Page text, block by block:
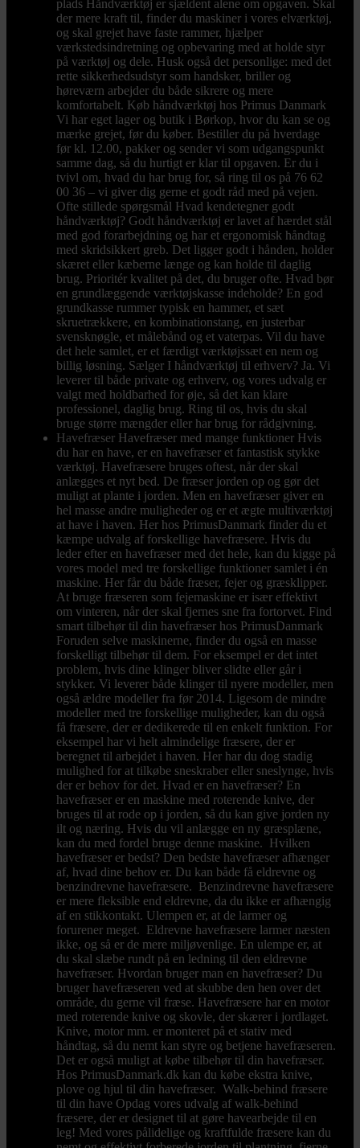
plads Håndværktøj er sjældent alene om opgaven. Skal
der mere kraft til, finder du maskiner i vores elværktøj,
og skal grejet have faste rammer, hjælper
værkstedsindretning og opbevaring med at holde styr
på værktøj og dele. Husk også det personlige: med det
rette sikkerhedsudstyr som handsker, briller og
høreværn arbejder du både sikrere og mere
komfortabelt. Køb håndværktøj hos Primus Danmark
Vi har eget lager og butik i Børkop, hvor du kan se og
mærke grejet, før du køber. Bestiller du på hverdage
før kl. 12.00, pakker og sender vi som udgangspunkt
samme dag, så du hurtigt er klar til opgaven. Er du i
tvivl om, hvad du har brug for, så ring til os på 76 62
00 36 – vi giver dig gerne et godt råd med på vejen.
Ofte stillede spørgsmål Hvad kendetegner godt
håndværktøj? Godt håndværktøj er lavet af hærdet stål
med god forarbejdning og har et ergonomisk håndtag
med skridsikkert greb. Det ligger godt i hånden, holder
skæret eller kæberne længe og kan holde til daglig
brug. Prioritér kvalitet på det, du bruger ofte. Hvad bør
en grundlæggende værktøjskasse indeholde? En god
grundkasse rummer typisk en hammer, et sæt
skruetrækkere, en kombinationstang, en justerbar
svensknøgle, et målebånd og et vaterpas. Vil du have
det hele samlet, er et færdigt værktøjssæt en nem og
billig løsning. Sælger I håndværktøj til erhverv? Ja. Vi
leverer til både private og erhverv, og vores udvalg er
valgt med holdbarhed for øje, så det kan klare
professionel, daglig brug. Ring til os, hvis du skal
bruge større mængder eller har brug for rådgivning.
Havefræser Havefræser med mange funktioner Hvis
du har en have, er en havefræser et fantastisk stykke
værktøj. Havefræsere bruges oftest, når der skal
anlægges et nyt bed. De fræser jorden op og gør det
muligt at plante i jorden. Men en havefræser giver en
hel masse andre muligheder og er et ægte multiværktøj
at have i haven. Her hos PrimusDanmark finder du et
kæmpe udvalg af forskellige havefræsere. Hvis du
leder efter en havefræser med det hele, kan du kigge på
vores model med tre forskellige funktioner samlet i én
maskine. Her får du både fræser, fejer og græsklipper.
At bruge fræseren som fejemaskine er især effektivt
om vinteren, når der skal fjernes sne fra fortorvet. Find
smart tilbehør til din havefræser hos PrimusDanmark
Foruden selve maskinerne, finder du også en masse
forskelligt tilbehør til dem. For eksempel er det intet
problem, hvis dine klinger bliver slidte eller går i
stykker. Vi leverer både klinger til nyere modeller, men
også ældre modeller fra før 2014. Ligesom de mindre
modeller med tre forskellige muligheder, kan du også
få fræsere, der er dedikerede til en enkelt funktion. For
eksempel har vi helt almindelige fræsere, der er
beregnet til arbejdet i haven. Her har du dog stadig
mulighed for at tilkøbe sneskraber eller sneslynge, hvis
der er behov for det. Hvad er en havefræser? En
havefræser er en maskine med roterende knive, der
bruges til at rode op i jorden, så du kan give jorden ny
ilt og næring. Hvis du vil anlægge en ny græsplæne,
kan du med fordel bruge denne maskine. Hvilken
havefræser er bedst? Den bedste havefræser afhænger
af, hvad dine behov er. Du kan både få eldrevne og
benzindrevne havefræsere. Benzindrevne havefræsere
er mere fleksible end eldrevne, da du ikke er afhængig
af en stikkontakt. Ulempen er, at de larmer og
forurener meget. Eldrevne havefræsere larmer næsten
ikke, og så er de mere miljøvenlige. En ulempe er, at
du skal slæbe rundt på en ledning til den eldrevne
havefræser. Hvordan bruger man en havefræser? Du
bruger havefræseren ved at skubbe den hen over det
område, du gerne vil fræse. Havefræsere har en motor
med roterende knive og skovle, der skærer i jordlaget.
Knive, motor mm. er monteret på et stativ med
håndtag, så du nemt kan styre og betjene havefræseren.
Det er også muligt at købe tilbehør til din havefræser.
Hos PrimusDanmark.dk kan du købe ekstra knive,
plove og hjul til din havefræser. Walk-behind fræsere
til din have Opdag vores udvalg af walk-behind
fræsere, der er designet til at gøre havearbejde til en
leg! Med vores pålidelige og kraftfulde fræsere kan du